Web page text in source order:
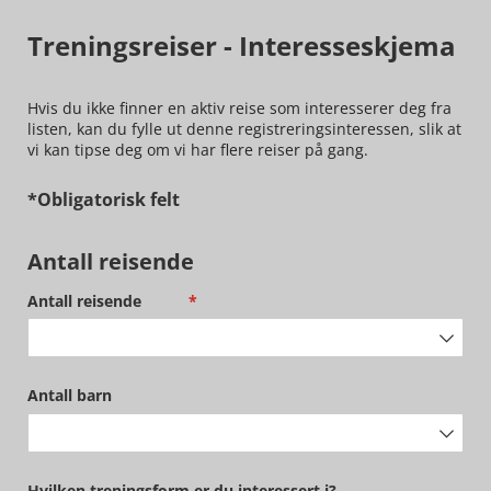
Treningsreiser - Interesseskjema
Hvis du ikke finner en aktiv reise som interesserer deg fra
listen, kan du fylle ut denne registreringsinteressen, slik at
vi kan tipse deg om vi har flere reiser på gang.
*Obligatorisk felt
Antall reisende
Antall reisende *
(nødvendig)
Antall barn